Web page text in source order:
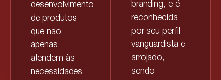
desenvolvimento
de produtos
que não
apenas
atendem às
necessidades
branding, e é
reconhecida
por seu perfil
vanguardista e
arrojado,
sendo